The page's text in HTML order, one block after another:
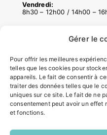
Gérer le
Pour offrir les meilleures
telles que les cookies pour
appareils. Le fait de consentir à
traiter des données telles que le
uniques sur ce site. Le fait de ne
consentement peut avoir un effet
et fonctions.
Vendredi:
8h30 – 12h00 / 14h00 –
ACCÉS RAPIDES
Contacter la mairie
Pôle santé
Le Saucatais
Formalités administratives
Restauration scolaire
Demander un composteur